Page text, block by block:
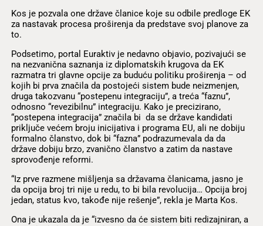
Kos je pozvala one države članice koje su odbile predloge EK
za nastavak procesa proširenja da predstave svoj planove za
to.
Podsetimo, portal Euraktiv je nedavno objavio, pozivajući se
na nezvanična saznanja iz diplomatskih krugova da EK
razmatra tri glavne opcije za buduću politiku proširenja – od
kojih bi prva značila da postojeći sistem bude neizmenjen,
druga takozvanu “postepenu integraciju”, a treća “faznu”,
odnosno “revezibilnu” integraciju. Kako je precizirano,
“postepena integracija” značila bi da se države kandidati
priključe većem broju inicijativa i programa EU, ali ne dobiju
formalno članstvo, dok bi “fazna” podrazumevala da da
države dobiju brzo, zvanično članstvo a zatim da nastave
sprovođenje reformi.
“Iz prve razmene mišljenja sa državama članicama, jasno je
da opcija broj tri nije u redu, to bi bila revolucija… Opcija broj
jedan, status kvo, takođe nije rešenje”, rekla je Marta Kos.
Ona je ukazala da je “izvesno da će sistem biti redizajniran, a